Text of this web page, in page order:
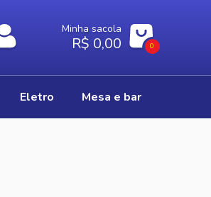
Minha sacola
R$ 0,00 0
eletro mesa e bar